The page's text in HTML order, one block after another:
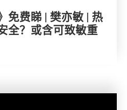
免费睇 | 樊亦敏 | 热
全？或含可致敏重